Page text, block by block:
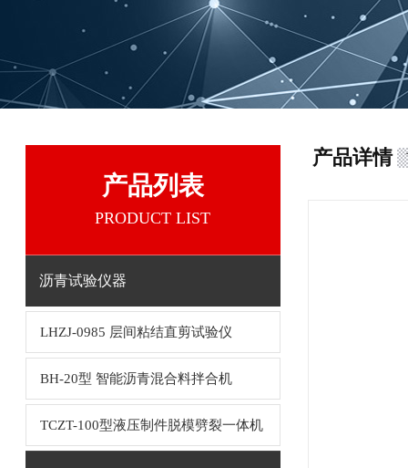
产品列表
PRODUCT LIST
沥青试验仪器
LHZJ-0985 层间粘结直剪试验仪
BH-20型 智能沥青混合料拌合机
TCZT-100型液压制件脱模劈裂一体机
产品详情